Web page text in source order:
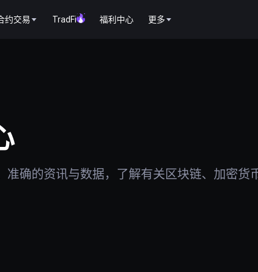
约交易 TradFi 福利中心 更多
准确的资讯与数据，了解有关区块链、加密货